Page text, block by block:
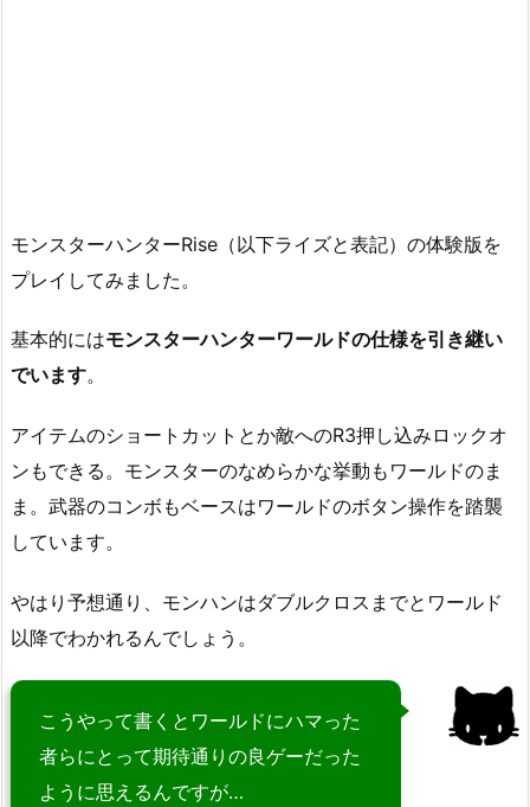
モンスターハンターRise（以下ライズと表記）の体験版を
プレイしてみました。
基本的にはモンスターハンターワールドの仕様を引き継い
でいます。
アイテムのショートカットとか敵へのR3押し込みロックオ
ンもできる。モンスターのなめらかな挙動もワールドのま
ま。武器のコンボもベースはワールドのボタン操作を踏襲
しています。
やはり予想通り、モンハンはダブルクロスまでとワールド
以降でわかれるんでしょう。
こうやって書くとワールドにハマった
者らにとって期待通りの良ゲーだった
ように思えるんですが…